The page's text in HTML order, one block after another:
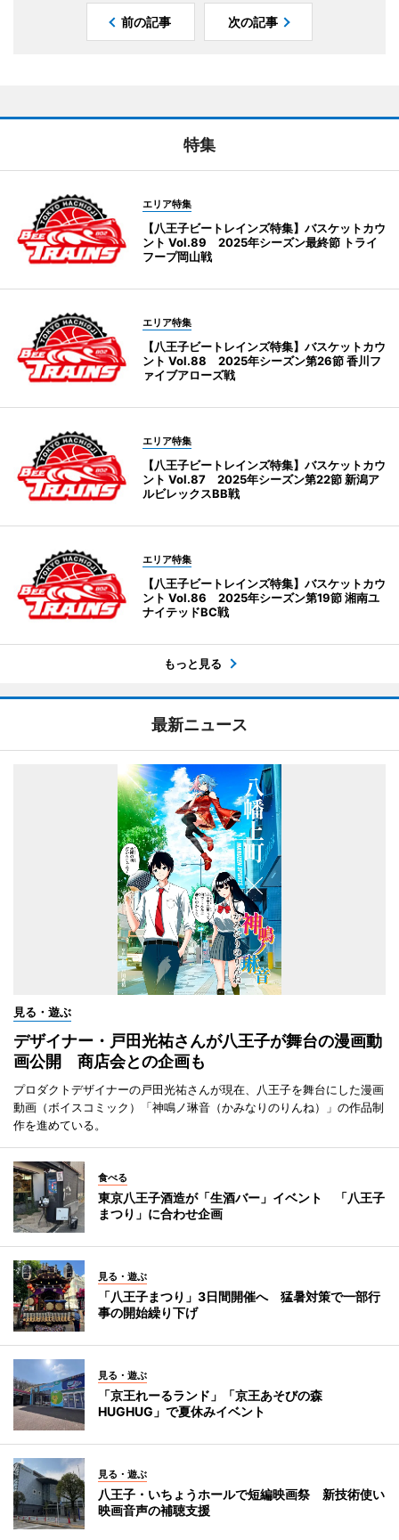
前の記事 次の記事
特集
エリア特集
【八王子ビートレインズ特集】バスケットカウ
ント Vol.89 2025年シーズン最終節 トライ
フープ岡山戦
エリア特集
【八王子ビートレインズ特集】バスケットカウ
ント Vol.88 2025年シーズン第26節 香川フ
ァイブアローズ戦
エリア特集
【八王子ビートレインズ特集】バスケットカウ
ント Vol.87 2025年シーズン第22節 新潟ア
ルビレックスBB戦
エリア特集
【八王子ビートレインズ特集】バスケットカウ
ント Vol.86 2025年シーズン第19節 湘南ユ
ナイテッドBC戦
もっと見る
最新ニュース
見る・遊ぶ
デザイナー・戸田光祐さんが八王子が舞台の漫画動
画公開 商店会との企画も
プロダクトデザイナーの戸田光祐さんが現在、八王子を舞台にした漫画
動画（ボイスコミック）「神鳴ノ琳音（かみなりのりんね）」の作品制
作を進めている。
食べる
東京八王子酒造が「生酒バー」イベント 「八王子
まつり」に合わせ企画
見る・遊ぶ
「八王子まつり」3日間開催へ 猛暑対策で一部行
事の開始繰り下げ
見る・遊ぶ
「京王れーるランド」「京王あそびの森
HUGHUG」で夏休みイベント
見る・遊ぶ
八王子・いちょうホールで短編映画祭 新技術使い
映画音声の補聴支援